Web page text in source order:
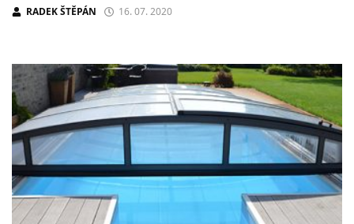
RADEK ŠTĚPÁN 16. 07. 2020